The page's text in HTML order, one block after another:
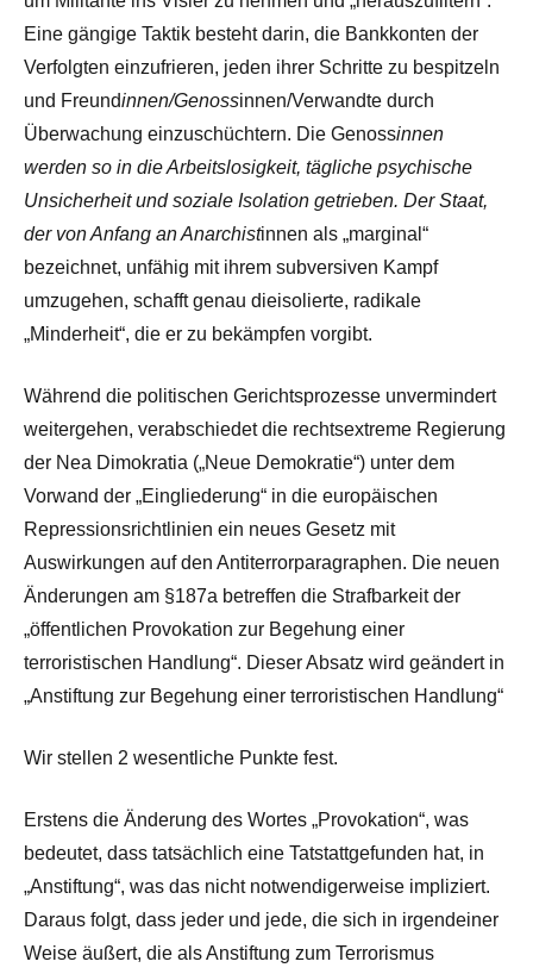
Eine gängige Taktik besteht darin, die Bankkonten der
Verfolgten einzufrieren, jeden ihrer Schritte zu bespitzeln
und Freundinnen/Genossinnen/Verwandte durch
Überwachung einzuschüchtern. Die Genossinnen
werden so in die Arbeitslosigkeit, tägliche psychische
Unsicherheit und soziale Isolation getrieben. Der Staat,
der von Anfang an Anarchistinnen als „marginal“
bezeichnet, unfähig mit ihrem subversiven Kampf
umzugehen, schafft genau dieisolierte, radikale
„Minderheit“, die er zu bekämpfen vorgibt.
Während die politischen Gerichtsprozesse unvermindert
weitergehen, verabschiedet die rechtsextreme Regierung
der Nea Dimokratia („Neue Demokratie“) unter dem
Vorwand der „Eingliederung“ in die europäischen
Repressionsrichtlinien ein neues Gesetz mit
Auswirkungen auf den Antiterrorparagraphen. Die neuen
Änderungen am §187a betreffen die Strafbarkeit der
„öffentlichen Provokation zur Begehung einer
terroristischen Handlung“. Dieser Absatz wird geändert in
„Anstiftung zur Begehung einer terroristischen Handlung“
Wir stellen 2 wesentliche Punkte fest.
Erstens die Änderung des Wortes „Provokation“, was
bedeutet, dass tatsächlich eine Tatstattgefunden hat, in
„Anstiftung“, was das nicht notwendigerweise impliziert.
Daraus folgt, dass jeder und jede, die sich in irgendeiner
Weise äußert, die als Anstiftung zum Terrorismus